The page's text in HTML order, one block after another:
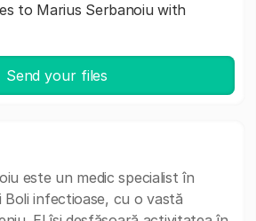
to Marius Serbanoiu with
Send your files
este un medic specialist în
Boli infectioase, cu o vastă